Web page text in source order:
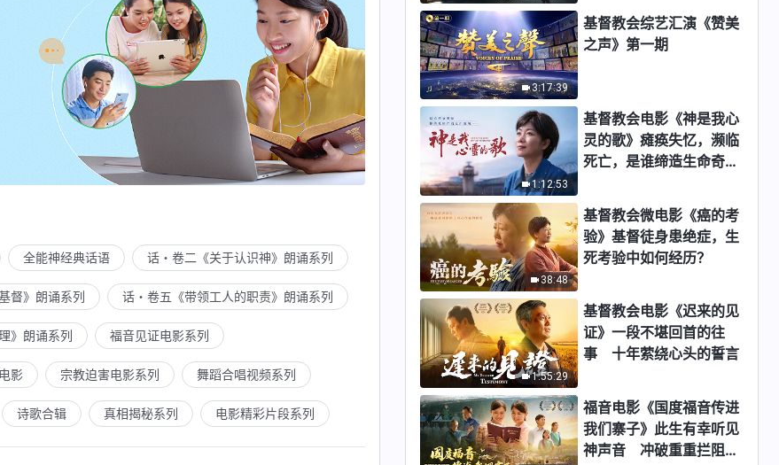
3:44
3:17
基督教会歌曲《能实行真理才是
喜爱真理的人》【诗歌MV】
3:30
基督教会歌曲《追求名利地位走
的是抵挡神的道路》【诗歌
MV】
全能神经典话语 话・卷二《关于认识神》朗诵系列
督》朗诵系列 话・卷五《带领工人的职责》朗诵系列
》朗诵系列 福音见证电影系列
影 宗教迫害电影系列 舞蹈合唱视频系列
诗歌合辑 真相揭秘系列 电影精彩片段系列
你准备好逃生了吗？
3:17:39
基督教会综艺汇演《赞美
之声》第一期
1:12:53
基督教会电影《神是我心
灵的歌》瘫痪失忆，濒临
死亡，是谁缔造生命奇
38:48
基督教会微电影《癌的考
验》基督徒身患绝症，生
死考验中如何经历？
1:55:29
基督教会电影《迟来的见
证》一段不堪回首的往
事 十年萦绕心头的誓言
福音电影《国度福音传进
我们寨子》此生有幸听见
神声音 冲破重重拦阻跟